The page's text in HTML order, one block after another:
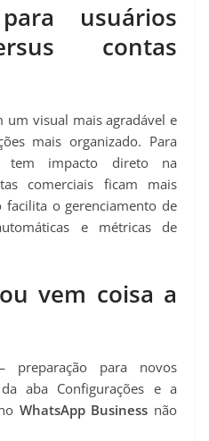
usuários
contas
um visual mais agradável e
mais organizado. Para
tem impacto direto na
comerciais ficam mais
facilita o gerenciamento de
e métricas de
vem coisa a
para novos
aba Configurações e a
WhatsApp Business não